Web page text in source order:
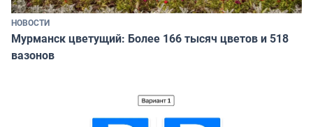
НОВОСТИ
Мурманск цветущий: Более 166 тысяч цветов и 518
вазонов